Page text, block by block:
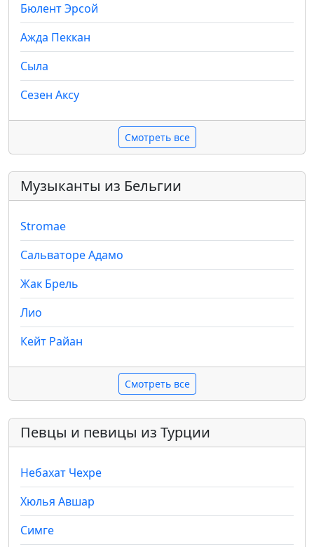
Бюлент Эрсой
Ажда Пеккан
Сыла
Сезен Аксу
Смотреть все
Музыканты из Бельгии
Stromae
Сальваторе Адамо
Жак Брель
Лио
Кейт Райан
Смотреть все
Певцы и певицы из Турции
Небахат Чехре
Хюлья Авшар
Симге